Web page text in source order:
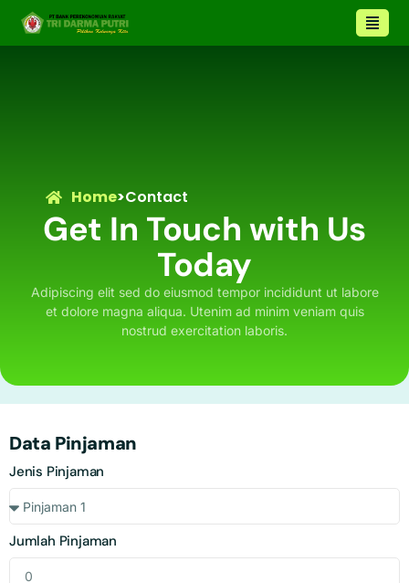
Home>Contact
Get In Touch with Us
Today
Adipiscing elit sed do eiusmod tempor incididunt ut labore
et dolore magna aliqua. Utenim ad minim veniam quis
nostrud exercitation laboris.
Data Pinjaman
Jenis Pinjaman
Jumlah Pinjaman